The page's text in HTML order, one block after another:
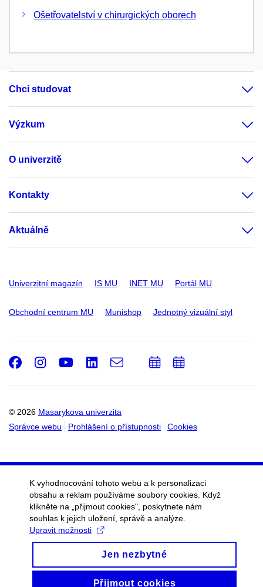
Ošetřovatelství v chirurgických oborech
Chci studovat
Výzkum
O univerzitě
Kontakty
Aktuálně
Univerzitní magazín IS MU INET MU Portál MU
Obchodní centrum MU Munishop Jednotný vizuální styl
© 2026 Masarykova univerzita
Správce webu
Prohlášení o přístupnosti Cookies
Facebook
Instagram
Youtube
LinkedIn
e-
PřidatPřidat
K vyhodnocování tohoto webu a k personalizaci
obsahu a reklam používáme soubory cookies. Když
klikněte na „přijmout cookies", poskytnete nám
souhlas k jejich uložení, správě a analýze.
Upravit možnosti
Jen nezbytné
Přijmout cookies